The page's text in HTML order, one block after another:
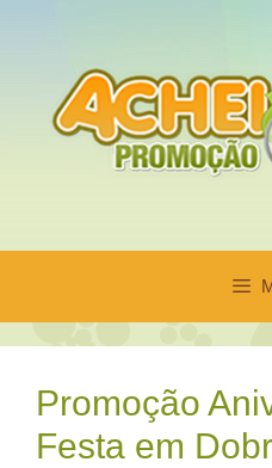
conteúdo
Promoção
Festa em